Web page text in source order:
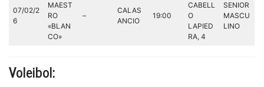
07/02/2
6
MAEST
RO
«BLAN
CO»
–
CALAS
ANCIO
19:00
CABELL
O
LAPIED
RA, 4
SENIOR
MASCU
LINO
Voleibol: